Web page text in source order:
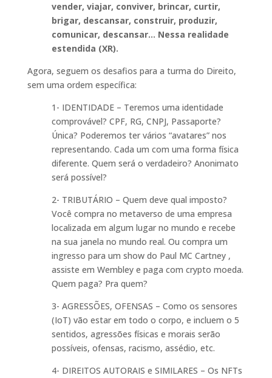
vender, viajar, conviver, brincar, curtir,
brigar, descansar, construir, produzir,
comunicar, descansar… Nessa realidade
estendida (XR).
Agora, seguem os desafios para a turma do Direito,
sem uma ordem específica:
1- IDENTIDADE – Teremos uma identidade
comprovável? CPF, RG, CNPJ, Passaporte?
Única? Poderemos ter vários “avatares” nos
representando. Cada um com uma forma física
diferente. Quem será o verdadeiro? Anonimato
será possível?
2- TRIBUTÁRIO – Quem deve qual imposto?
Você compra no metaverso de uma empresa
localizada em algum lugar no mundo e recebe
na sua janela no mundo real. Ou compra um
ingresso para um show do Paul MC Cartney ,
assiste em Wembley e paga com crypto moeda.
Quem paga? Pra quem?
3- AGRESSÕES, OFENSAS – Como os sensores
(IoT) vão estar em todo o corpo, e incluem o 5
sentidos, agressões físicas e morais serão
possíveis, ofensas, racismo, assédio, etc.
4- DIREITOS AUTORAIS e SIMILARES – Os NFTs